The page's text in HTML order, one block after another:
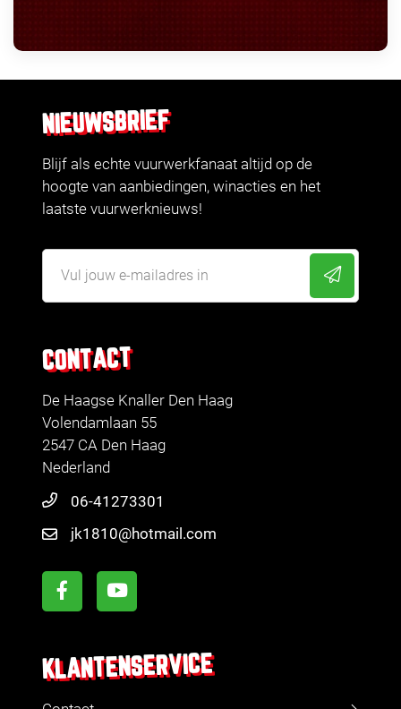
CONTACT
De Haagse Knaller Den Haag
Volendamlaan 55
2547 CA Den Haag
Nederland
06-41273301
jk1810@hotmail.com
KLANTENSERVICE
NIEUWSBRIEF
Blijf als echte vuurwerkfanaat altijd op de
hoogte van aanbiedingen, winacties en het
laatste vuurwerknieuws!